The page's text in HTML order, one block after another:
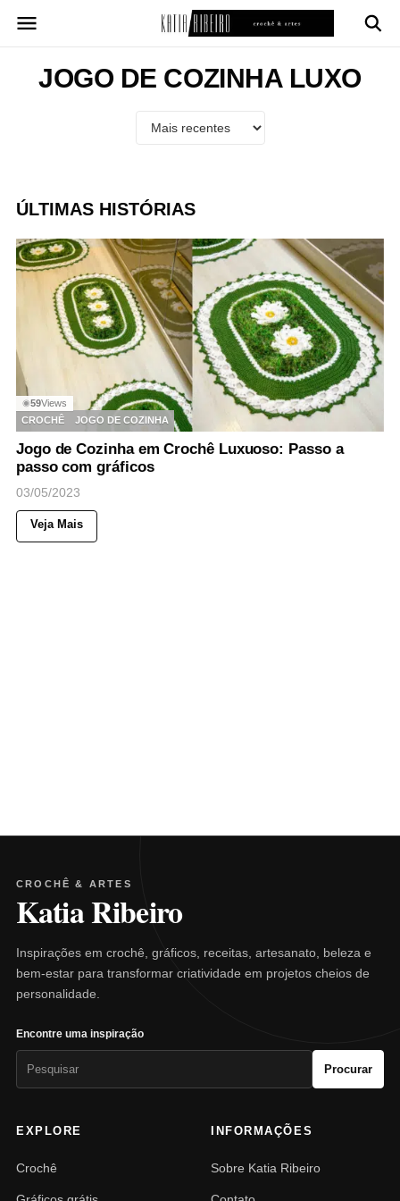
para
conteúdoJOGO DE COZINHA LUXO
ÚLTIMAS HISTÓRIAS
◉59Views
CROCHÊ
JOGO DE COZINHA
Jogo de Cozinha em Crochê Luxuoso: Passo a
passo com gráficos
03/05/2023
Veja Mais
CROCHÊ & ARTES
Katia Ribeiro
Inspirações em crochê, gráficos, receitas, artesanato, beleza e
bem-estar para transformar criatividade em projetos cheios de
personalidade.
Encontre uma inspiração
Procurar
EXPLORE
Crochê
INFORMAÇÕES
Sobre Katia Ribeiro